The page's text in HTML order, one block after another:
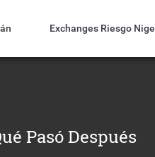
Exchanges Riesgo
Pasó Después